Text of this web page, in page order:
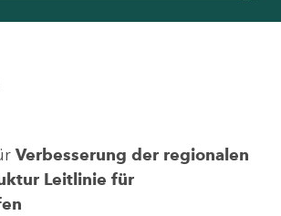
Verbesserung der regionalen
Leitlinie für